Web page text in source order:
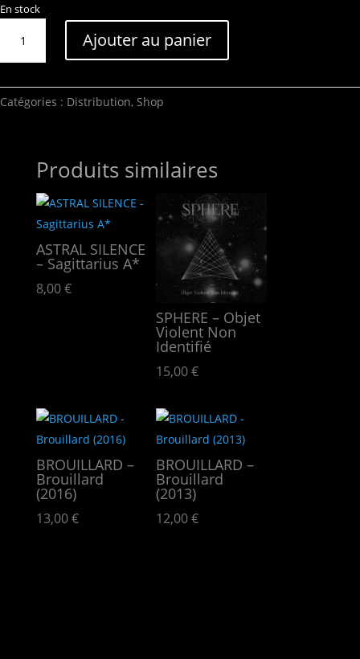
En stock
INSIKT
Wanderings
Ajouter au panier
Catégories : Distribution, Shop
Produits similaires
ASTRAL SILENCE
– Sagittarius A*
8,00€
SPHERE – Objet
Violent Non
Identifié
15,00€
BROUILLARD –
Brouillard
(2016)
13,00€
BROUILLARD –
Brouillard
(2013)
12,00€